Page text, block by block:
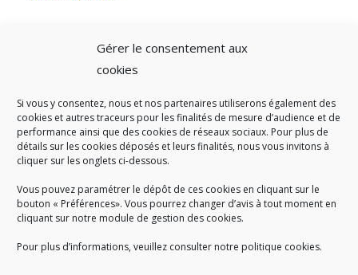
Gérer le consentement aux
cookies
Si vous y consentez, nous et nos partenaires utiliserons également des
cookies et autres traceurs pour les finalités de mesure d’audience et de
performance ainsi que des cookies de réseaux sociaux. Pour plus de
détails sur les cookies déposés et leurs finalités, nous vous invitons à
cliquer sur les onglets ci-dessous.
Vous pouvez paramétrer le dépôt de ces cookies en cliquant sur le
bouton « Préférences». Vous pourrez changer d’avis à tout moment en
cliquant sur notre module de gestion des cookies.
Pour plus d’informations, veuillez consulter notre politique cookies.
A SAVOIR
Créé en 1978, le Sigidurs est un établissement public quiexerce
des missions de service public : la prévention, la collecte et la
valorisation des déchets ménagers et assimilés produits par son
territoire.
Accueil du public :